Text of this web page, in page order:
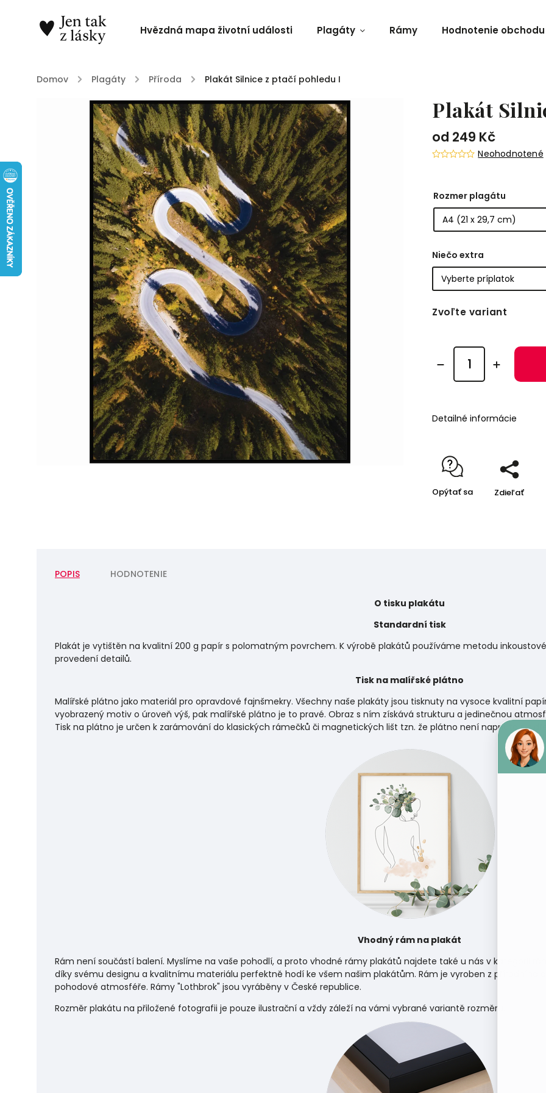
Hvězdná mapa životní události Plagáty Rámy Hodnotenie obchodu
Domov / Plagáty / Příroda / Plakát Silnice z ptačí pohledu I
Plakát
od 249 Kč
Neohodnotené
Rozmer plagátu
Niečo extra
Zvoľte variant
Detailné informácie
Opýtať sa Zdieľať
POPIS HODNOTENIE
O tisku plakátu
Standardní tisk
Plakát je vytištěn na kvalitní 200 g papír s polomatným povrchem. K výrobě plakátů používáme metodu
provedení detailů.
Tisk na malířské plátno
Malířské plátno jako materiál pro opravdové fajnšmekry. Všechny naše plakáty jsou tisknuty na vysoce kvalitní
vyobrazený motiv o úroveň výš, pak malířské plátno je to pravé. Obraz s ním získává strukturu a jedinečnou
Tisk na plátno je určen k zarámování do klasických rámečků či magnetických lišt tzn. že plátno není napnuto na
Vhodný rám na plakát
Rám není součástí balení. Myslíme na vaše pohodlí, a proto vhodné rámy plakátů najdete také u nás v kategorii
díky svému designu a kvalitnímu materiálu perfektně hodí ke všem našim plakátům. Rám je vyroben z přírodního
pohodové atmosféře. Rámy "Lothbrok" jsou vyráběny v České republice.
Rozměr plakátu na přiložené fotografii je pouze ilustrační a vždy záleží na vámi vybrané variantě rozměru.